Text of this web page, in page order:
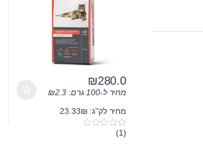
₪280.0
מחיר ל-100 גרם: ₪2.3
מחיר לק"ג: 23.33₪
0(1)